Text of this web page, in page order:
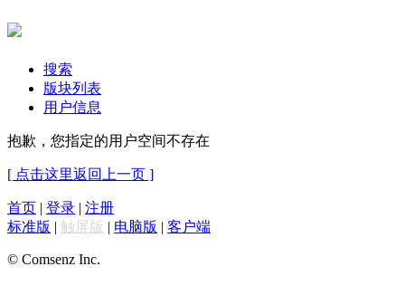
搜索
版块列表
用户信息
抱歉，您指定的用户空间不存在
[ 点击这里返回上一页 ]
首页 | 登录 | 注册
标准版 | 触屏版 | 电脑版 | 客户端
© Comsenz Inc.